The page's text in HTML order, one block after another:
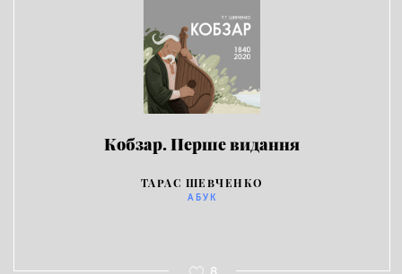
Кобзар. Перше видання
ТАРАС ШЕВЧЕНКО
АБУК